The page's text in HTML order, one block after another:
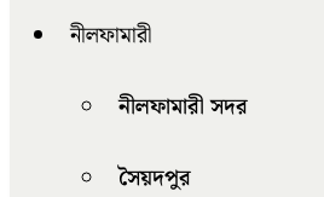
নীলফামারী
নীলফামারী সদর
সৈয়দপুর